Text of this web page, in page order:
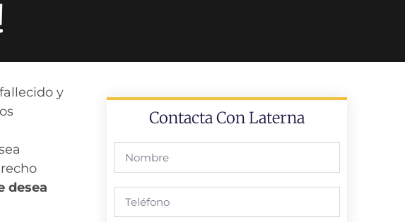
y
desea
Contacta Con Laterna